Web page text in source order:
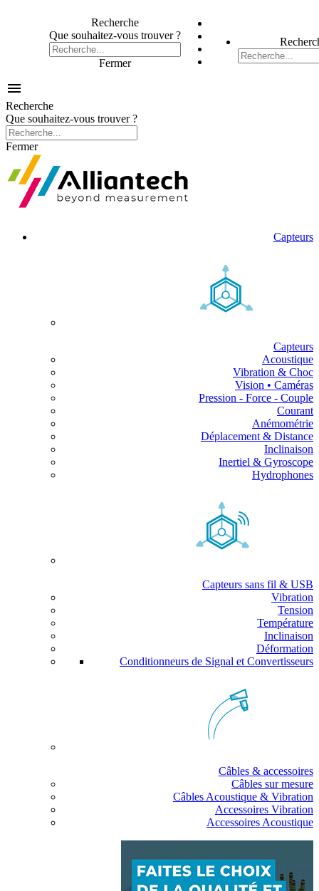
Recherche
Que souhaitez-vous trouver ?
Fermer

Recherche
Que souhaitez-vous trouver ?
Fermer
Capteurs
Capteurs
Acoustique
Vibration & Choc
Vision • Caméras
Pression - Force - Couple
Courant
Anémométrie
Déplacement & Distance
Inclinaison
Inertiel & Gyroscope
Hydrophones
Capteurs sans fil & USB
Vibration
Tension
Température
Inclinaison
Déformation
Conditionneurs de Signal et Convertisseurs
Câbles & accessoires
Câbles sur mesure
Câbles Acoustique & Vibration
Accessoires Vibration
Accessoires Acoustique